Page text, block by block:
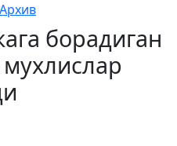
Архив
борадиган